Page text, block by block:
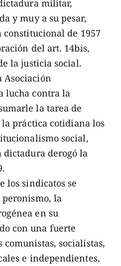
militar,
y muy a su pesar,
de 1957
del art. 14bis,
la justicia social.
Asociación
lucha contra la
la tarea de
práctica cotidiana los
social,
derogó la
los sindicatos se
la
en su
con una fuerte
comunistas, socialistas,
e independientes,